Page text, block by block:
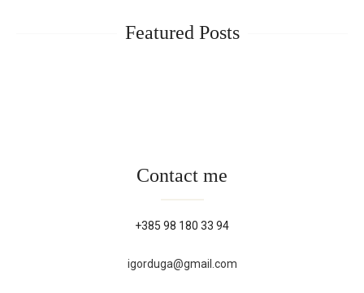
Featured Posts
Contact me
+385 98 180 33 94
igorduga@gmail.com